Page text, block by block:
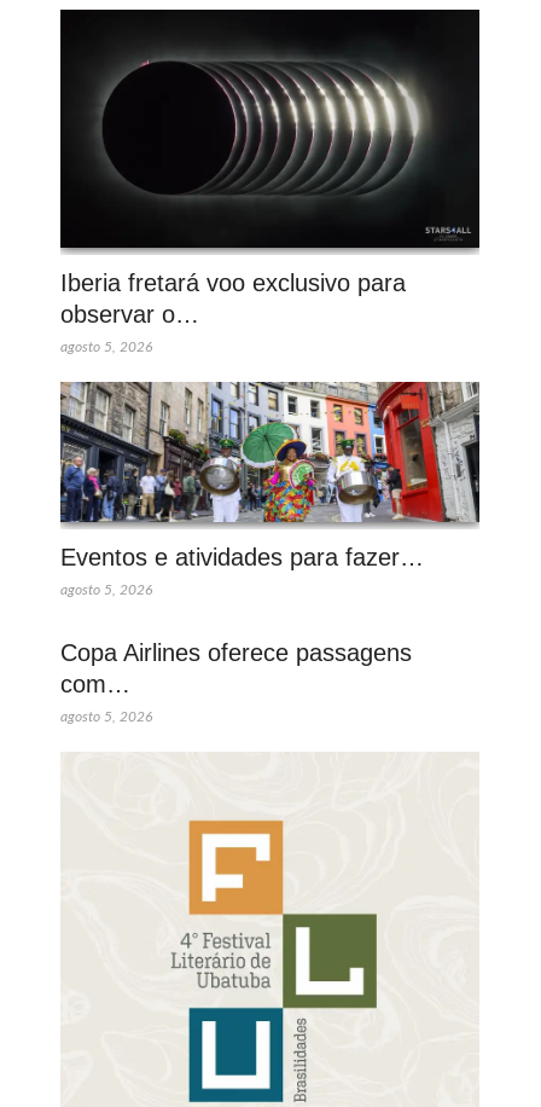
Iberia fretará voo exclusivo para
observar o…
agosto 5, 2026
Eventos e atividades para fazer…
agosto 5, 2026
Copa Airlines oferece passagens
com…
agosto 5, 2026